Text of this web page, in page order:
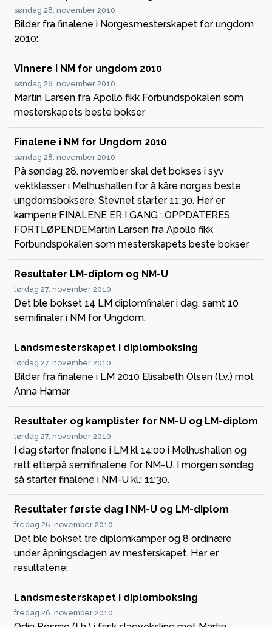
søndag 28. november 2010
Bilder fra finalene i Norgesmesterskapet for ungdom
2010:
Vinnere i NM for ungdom 2010
søndag 28. november 2010
Martin Larsen fra Apollo fikk Forbundspokalen som
mesterskapets beste bokser
Finalene i NM for Ungdom 2010
søndag 28. november 2010
På søndag 28. november skal det bokses i syv
vektklasser i Melhushallen for å kåre norges beste
ungdomsboksere. Stevnet starter 11:30. Her er
kampene:FINALENE ER I GANG : OPPDATERES
FORTLØPENDEMartin Larsen fra Apollo fikk
Forbundspokalen som mesterskapets beste bokser
Resultater LM-diplom og NM-U
lørdag 27. november 2010
Det ble bokset 14 LM diplomfinaler i dag, samt 10
semifinaler i NM for Ungdom.
Landsmesterskapet i diplomboksing
lørdag 27. november 2010
Bilder fra finalene i LM 2010 Elisabeth Olsen (t.v.) mot
Anna Hamar
Resultater og kamplister for NM-U og LM-diplom
lørdag 27. november 2010
I dag starter finalene i LM kl 14:00 i Melhushallen og
rett etterpå semifinalene for NM-U. I morgen søndag
så starter finalene i NM-U kl.: 11:30.
Resultater første dag i NM-U og LM-diplom
fredag 26. november 2010
Det ble bokset tre diplomkamper og 8 ordinære
under åpningsdagen av mesterskapet. Her er
resultatene:
Landsmesterskapet i diplomboksing
fredag 26. november 2010